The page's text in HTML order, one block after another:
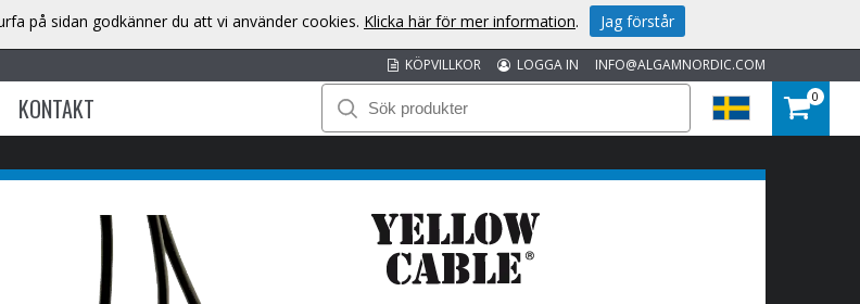
INFO@ALGAMNORDIC.COM
LOGGA IN
KÖPVILLKOR
KONTAKT 0
på sidan godkänner du att vi använder cookies. Klicka här för mer information. Jag förstår